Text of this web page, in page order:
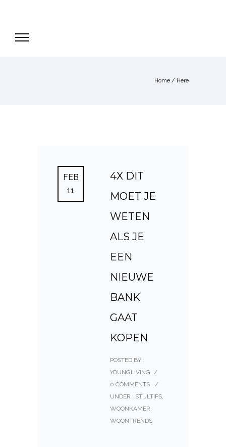
Home / Here
FEB
11
4X DIT
MOET JE
WETEN
ALS JE
EEN
NIEUWE
BANK
GAAT
KOPEN
POSTED BY :
YOUNGLIVING /
0 COMMENTS
/
UNDER : STIJLTIPS,
WOONKAMER,
WOONTRENDS